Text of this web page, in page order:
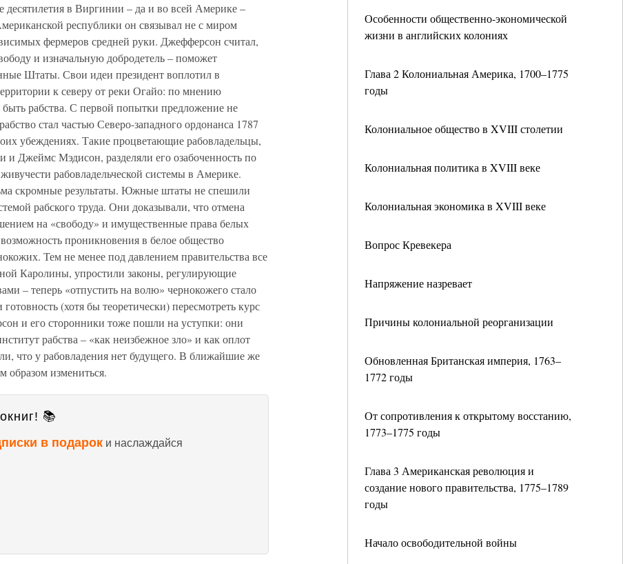
Особенности общественно-экономической
жизни в английских колониях
Глава 2 Колониальная Америка, 1700–1775
годы
Колониальное общество в XVIII столетии
Колониальная политика в XVIII веке
Колониальная экономика в XVIII веке
Вопрос Кревекера
Напряжение назревает
Причины колониальной реорганизации
Обновленная Британская империя, 1763–
1772 годы
От сопротивления к открытому восстанию,
1773–1775 годы
Глава 3 Американская революция и
создание нового правительства, 1775–1789
годы
Начало освободительной войны
десятилетия в Виргинии – да и во всей Америке –
республики он связывал не с миром
фермеров средней руки. Джефферсон считал,
и изначальную добродетель – поможет
Штаты. Свои идеи президент воплотил в
к северу от реки Огайо: по мнению
рабства. С первой попытки предложение не
стал частью Северо-западного ордонанса 1787
убеждениях. Такие процветающие рабовладельцы,
Джеймс Мэдисон, разделяли его озабоченность по
рабовладельческой системы в Америке.
скромные результаты. Южные штаты не спешили
рабского труда. Они доказывали, что отмена
на «свободу» и имущественные права белых
проникновения в белое общество
Тем не менее под давлением правительства все
Каролины, упростили законы, регулирующие
– теперь «отпустить на волю» чернокожего стало
(хотя бы теоретически) пересмотреть курс
и его сторонники тоже пошли на уступки: они
рабства – «как неизбежное зло» и как оплот
что у рабовладения нет будущего. В ближайшие же
образом измениться.
📚
в подарок и наслаждайся